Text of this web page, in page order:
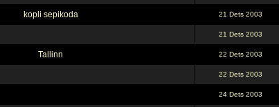
kopli sepikoda 21 Dets 2003
21 Dets 2003
Tallinn 22 Dets 2003
22 Dets 2003
24 Dets 2003